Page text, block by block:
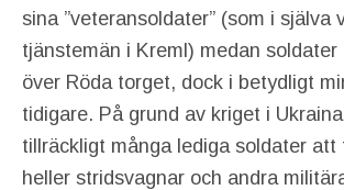
sina ”veteransoldater” (som i själva
tjänstemän i Kreml) medan soldater
över Röda torget, dock i betydligt
tidigare. På grund av kriget i
tillräckligt många lediga soldater att
heller stridsvagnar och andra